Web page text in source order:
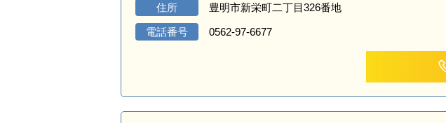
住所 豊明市新栄町二丁目326番地
電話番号 0562-97-6677